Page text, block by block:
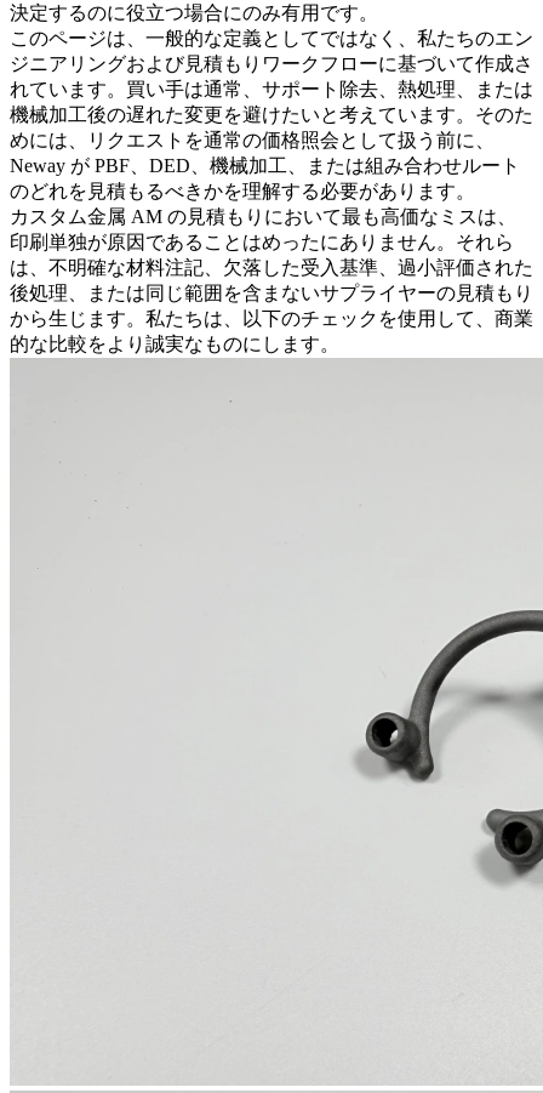
決定するのに役立つ場合にのみ有用です。
このページは、一般的な定義としてではなく、私たちのエン
ジニアリングおよび見積もりワークフローに基づいて作成さ
れています。買い手は通常、サポート除去、熱処理、または
機械加工後の遅れた変更を避けたいと考えています。そのた
めには、リクエストを通常の価格照会として扱う前に、
Neway が PBF、DED、機械加工、または組み合わせルート
のどれを見積もるべきかを理解する必要があります。
カスタム金属 AM の見積もりにおいて最も高価なミスは、
印刷単独が原因であることはめったにありません。それら
は、不明確な材料注記、欠落した受入基準、過小評価された
後処理、または同じ範囲を含まないサプライヤーの見積もり
から生じます。私たちは、以下のチェックを使用して、商業
的な比較をより誠実なものにします。